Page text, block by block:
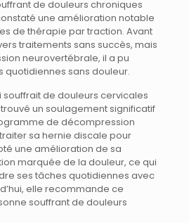
de douleurs chroniques
une amélioration notable
de thérapie par traction. Avant
traitements sans succès, mais
neurovertébrale, il a pu
quotidiennes sans douleur.
souffrait de douleurs cervicales
un soulagement significatif
de décompression
sa hernie discale pour
une amélioration de sa
marquée de la douleur, ce qui
ses tâches quotidiennes avec
elle recommande ce
souffrant de douleurs